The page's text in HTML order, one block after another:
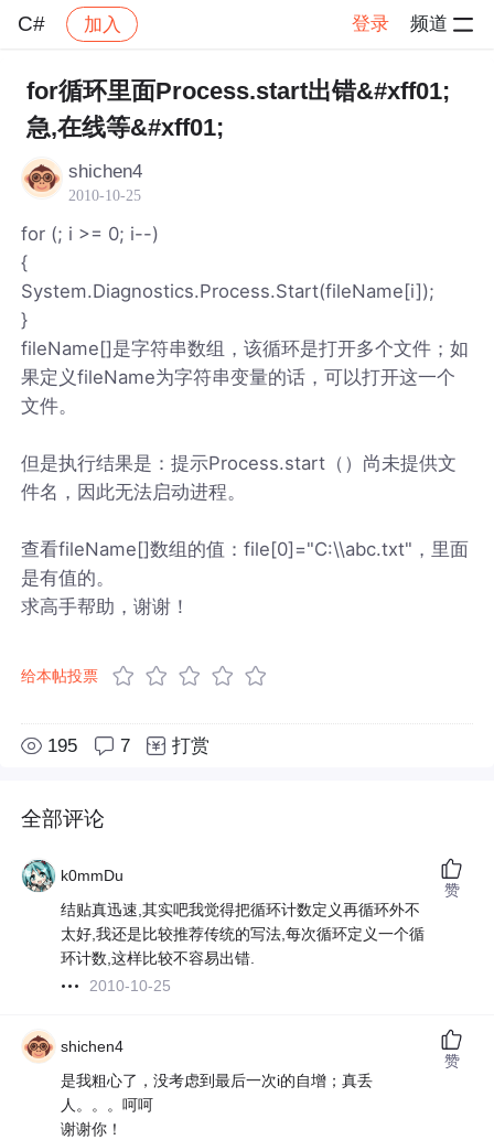
C# 加入 登录 频道
社区 C# 帖子详情
for循环里面Process.start出错&#xff01;
急,在线等&#xff01;
shichen4
2010-10-25
for (; i >= 0; i--)
{
System.Diagnostics.Process.Start(fileName[i]);
}
fileName[]是字符串数组，该循环是打开多个文件；如
果定义fileName为字符串变量的话，可以打开这一个
文件。
但是执行结果是：提示Process.start（）尚未提供文
件名，因此无法启动进程。
查看fileName[]数组的值：file[0]="C:\\abc.txt"，里面
是有值的。
求高手帮助，谢谢！
给本帖投票
195 7 打赏
全部评论
k0mmDu
结贴真迅速,其实吧我觉得把循环计数定义再循环外不
太好,我还是比较推荐传统的写法,每次循环定义一个循
环计数,这样比较不容易出错.
2010-10-25
赞
shichen4
是我粗心了，没考虑到最后一次i的自增；真丢
人。。。呵呵
谢谢你！
赞